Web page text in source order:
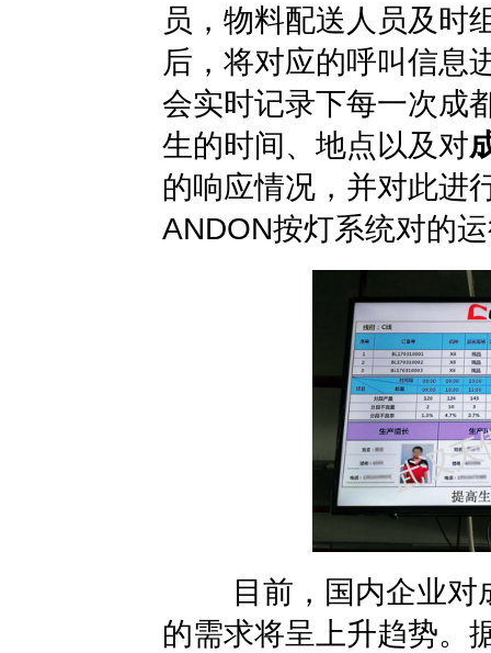
员，物料配送人员及时
后，将对应的呼叫信息
会实时记录下每一次成
生的时间、地点以及对
的响应情况，并对此进
ANDON按灯系统对的
目前，国内企业对
的需求将呈上升趋势。